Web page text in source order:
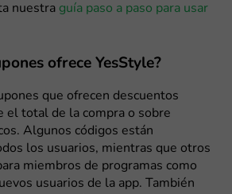
nuestra guía paso a paso para usar
ofrece YesStyle?
que ofrecen descuentos
el total de la compra o sobre
Algunos códigos están
los usuarios, mientras que otros
miembros de programas como
usuarios de la app. También